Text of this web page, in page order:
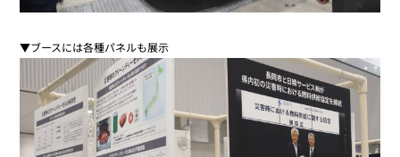
▼ブースには各種パネルも展示